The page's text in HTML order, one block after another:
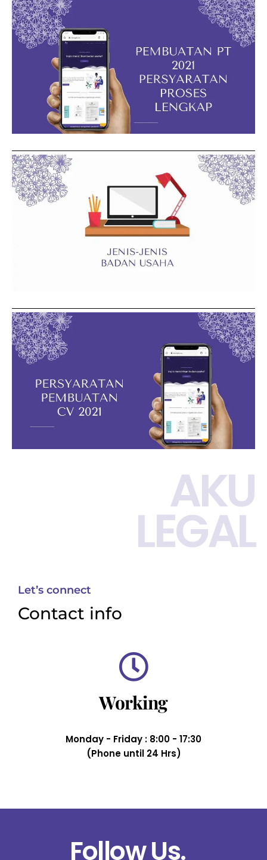
Pembuatan PT 2021
Panduan Persyaratan dan Proses Lengkap
Read more
Jenis-jenis
Badan Usaha di Indonesia
Persyaratan pembuatan CV 2021
Berikut penjelasannya
Read more
AKU
LEGAL
Let’s connect
Contact info
Working
Monday - Friday : 8:00 - 17:30
(Phone until 24 Hrs)
Follow Us.